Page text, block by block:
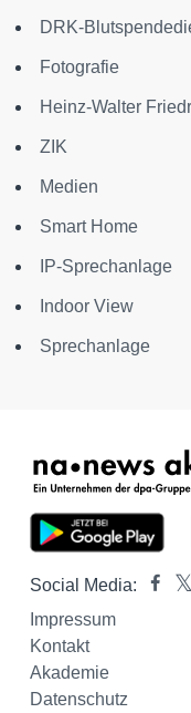
DRK-
Fotografie
Heinz-Walter
ZIK
Medien
Smart Home
IP-Sprechanlage
Indoor View
Sprechanlage
Social Media:
Impressum
Kontakt
Akademie
Datenschutz